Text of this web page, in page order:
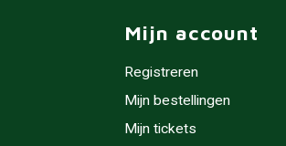
Mijn account
Registreren
Mijn bestellingen
Mijn tickets